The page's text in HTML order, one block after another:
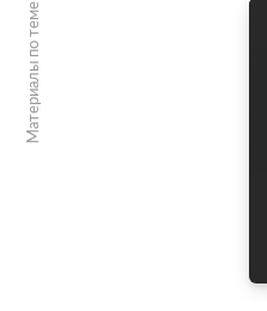
Материалы по теме